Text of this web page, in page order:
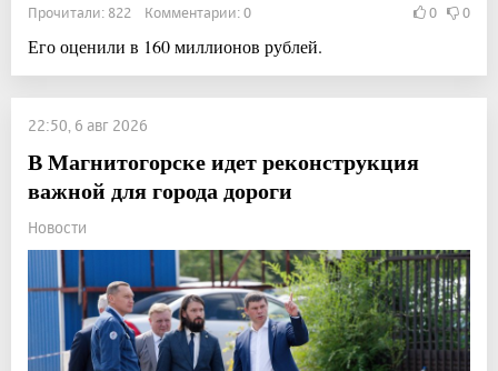
Прочитали: 822 Комментарии: 0 0 0
Его оценили в 160 миллионов рублей.
22:50, 6 авг 2026
В Магнитогорске идет реконструкция
важной для города дороги
Новости